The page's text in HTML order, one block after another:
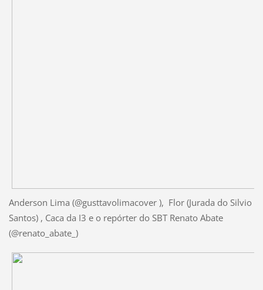
Anderson Lima (@gusttavolimacover ), Flor (Jurada do Silvio
Santos) , Caca da I3 e o repórter do SBT Renato Abate
(@renato_abate_)